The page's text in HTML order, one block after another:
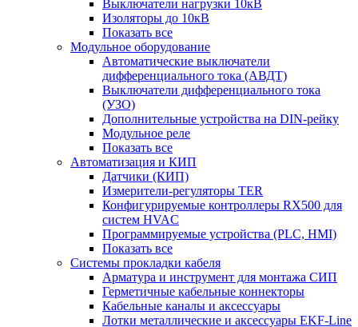
Выключатели нагрузки 10кВ
Изоляторы до 10кВ
Показать все
Модульное оборудование
Автоматические выключатели
дифференциального тока (АВДТ)
Выключатели дифференциального тока
(УЗО)
Дополнительные устройства на DIN-рейку
Модульное реле
Показать все
Автоматизация и КИП
Датчики (КИП)
Измерители-регуляторы TER
Конфигурируемые контроллеры RX500 для
систем HVAC
Программируемые устройства (PLC, HMI)
Показать все
Системы прокладки кабеля
Арматура и инструмент для монтажа СИП
Герметичные кабельные коннекторы
Кабельные каналы и аксессуары
Лотки металлические и аксессуары EKF-Line